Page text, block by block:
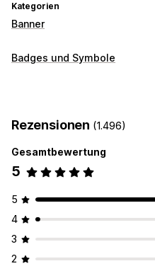
Kategorien
Banner
Bannertyp
Anpassung
Badges und Symbole
Hintergründe Rahmen
Symbolposition
Automatische Positionierung
Produktseiten
Rezensionen (1.496)
Gesamtbewertung
5
5
4
3
2